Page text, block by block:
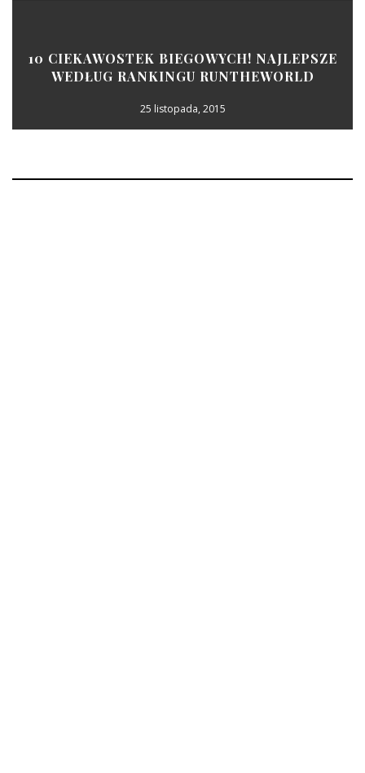
10 CIEKAWOSTEK BIEGOWYCH! NAJLEPSZE
WEDŁUG RANKINGU RUNTHEWORLD
25 listopada, 2015